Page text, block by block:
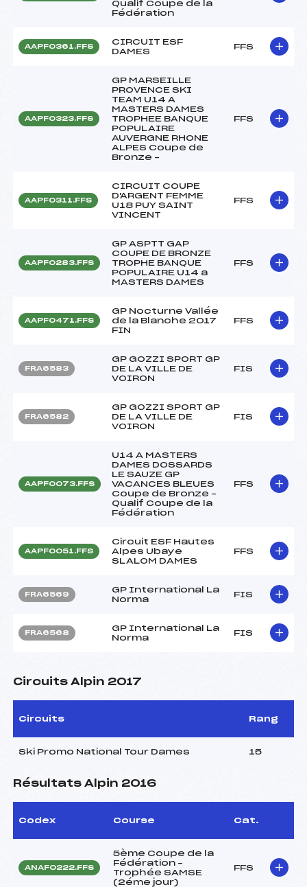
Qualif Coupe de la
Fédération
AAPF0361.FFS
CIRCUIT ESF
DAMES
FFS
AAPF0323.FFS
GP MARSEILLE
PROVENCE SKI
TEAM U14 A
MASTERS DAMES
TROPHEE BANQUE
POPULAIRE
AUVERGNE RHONE
ALPES Coupe de
Bronze –
FFS
AAPF0311.FFS
CIRCUIT COUPE
D'ARGENT FEMME
U18 PUY SAINT
VINCENT
FFS
AAPF0283.FFS
GP ASPTT GAP
COUPE DE BRONZE
TROPHE BANQUE
POPULAIRE U14 a
MASTERS DAMES
FFS
AAPF0471.FFS
GP Nocturne Vallée
de la Blanche 2017
FIN
FFS
FRA6583
GP GOZZI SPORT GP
DE LA VILLE DE
VOIRON
FIS
FRA6582
GP GOZZI SPORT GP
DE LA VILLE DE
VOIRON
FIS
AAPF0073.FFS
U14 A MASTERS
DAMES DOSSARDS
LE SAUZE GP
VACANCES BLEUES
Coupe de Bronze –
Qualif Coupe de la
Fédération
FFS
AAPF0051.FFS
Circuit ESF Hautes
Alpes Ubaye
SLALOM DAMES
FFS
FRA6569
GP International La
Norma
FIS
FRA6568
GP International La
Norma
FIS
Circuits Alpin 2017
Circuits Rang
Ski Promo National Tour Dames 15
Résultats Alpin 2016
Codex Course Cat.
ANAF0222.FFS
5ème Coupe de la
Fédération –
Trophée SAMSE
(2éme jour)
FFS